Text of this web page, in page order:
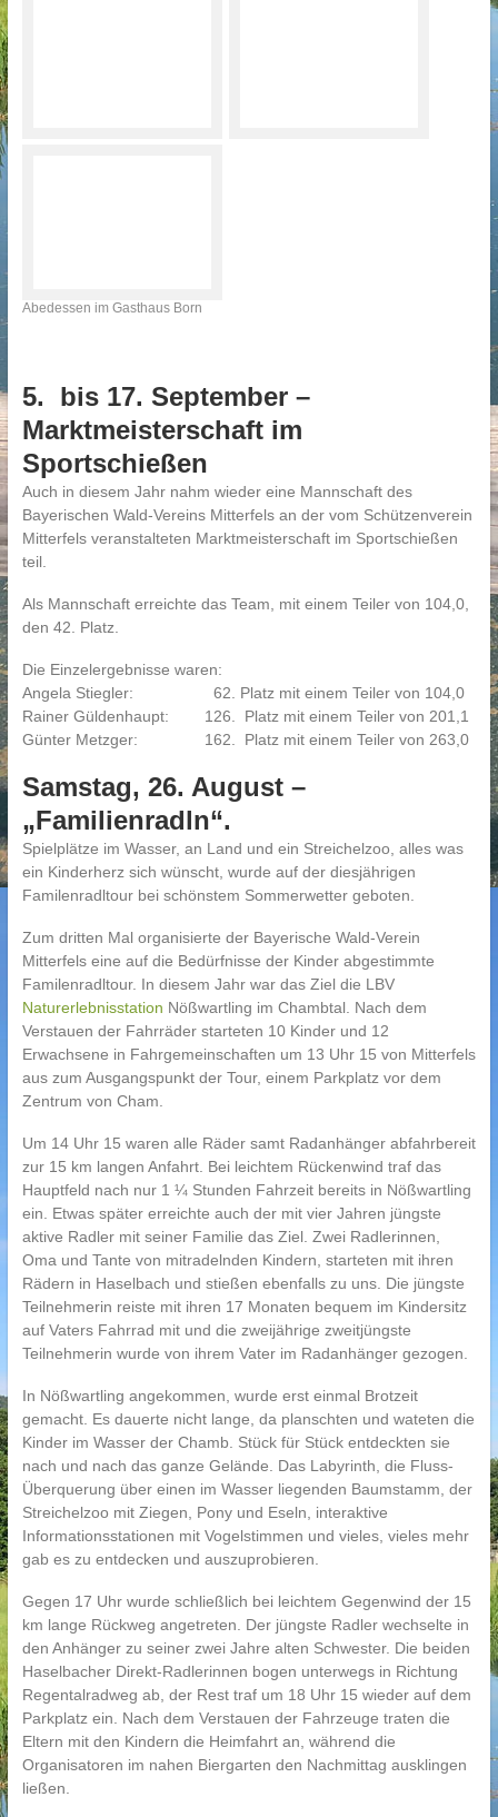
Abedessen im Gasthaus Born
5. bis 17. September –
Marktmeisterschaft im
Sportschießen
Auch in diesem Jahr nahm wieder eine Mannschaft des
Bayerischen Wald-Vereins Mitterfels an der vom Schützenverein
Mitterfels veranstalteten Marktmeisterschaft im Sportschießen
teil.
Als Mannschaft erreichte das Team, mit einem Teiler von 104,0,
den 42. Platz.
Die Einzelergebnisse waren:
Angela Stiegler: 62. Platz mit einem Teiler von 104,0
Rainer Güldenhaupt: 126. Platz mit einem Teiler von 201,1
Günter Metzger: 162. Platz mit einem Teiler von 263,0
Samstag, 26. August –
„Familienradln“.
Spielplätze im Wasser, an Land und ein Streichelzoo, alles was
ein Kinderherz sich wünscht, wurde auf der diesjährigen
Familenradltour bei schönstem Sommerwetter geboten.
Zum dritten Mal organisierte der Bayerische Wald-Verein
Mitterfels eine auf die Bedürfnisse der Kinder abgestimmte
Familenradltour. In diesem Jahr war das Ziel die LBV
Naturerlebnisstation Nößwartling im Chambtal. Nach dem
Verstauen der Fahrräder starteten 10 Kinder und 12
Erwachsene in Fahrgemeinschaften um 13 Uhr 15 von Mitterfels
aus zum Ausgangspunkt der Tour, einem Parkplatz vor dem
Zentrum von Cham.
Um 14 Uhr 15 waren alle Räder samt Radanhänger abfahrbereit
zur 15 km langen Anfahrt. Bei leichtem Rückenwind traf das
Hauptfeld nach nur 1 ¼ Stunden Fahrzeit bereits in Nößwartling
ein. Etwas später erreichte auch der mit vier Jahren jüngste
aktive Radler mit seiner Familie das Ziel. Zwei Radlerinnen,
Oma und Tante von mitradelnden Kindern, starteten mit ihren
Rädern in Haselbach und stießen ebenfalls zu uns. Die jüngste
Teilnehmerin reiste mit ihren 17 Monaten bequem im Kindersitz
auf Vaters Fahrrad mit und die zweijährige zweitjüngste
Teilnehmerin wurde von ihrem Vater im Radanhänger gezogen.
In Nößwartling angekommen, wurde erst einmal Brotzeit
gemacht. Es dauerte nicht lange, da planschten und wateten die
Kinder im Wasser der Chamb. Stück für Stück entdeckten sie
nach und nach das ganze Gelände. Das Labyrinth, die Fluss-
Überquerung über einen im Wasser liegenden Baumstamm, der
Streichelzoo mit Ziegen, Pony und Eseln, interaktive
Informationsstationen mit Vogelstimmen und vieles, vieles mehr
gab es zu entdecken und auszuprobieren.
Gegen 17 Uhr wurde schließlich bei leichtem Gegenwind der 15
km lange Rückweg angetreten. Der jüngste Radler wechselte in
den Anhänger zu seiner zwei Jahre alten Schwester. Die beiden
Haselbacher Direkt-Radlerinnen bogen unterwegs in Richtung
Regentalradweg ab, der Rest traf um 18 Uhr 15 wieder auf dem
Parkplatz ein. Nach dem Verstauen der Fahrzeuge traten die
Eltern mit den Kindern die Heimfahrt an, während die
Organisatoren im nahen Biergarten den Nachmittag ausklingen
ließen.